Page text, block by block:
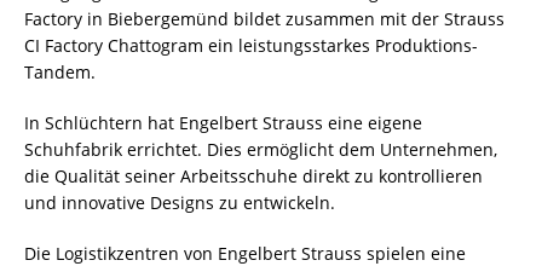
Factory in Biebergemünd bildet zusammen mit der Strauss
CI Factory Chattogram ein leistungsstarkes Produktions-
Tandem.
In Schlüchtern hat Engelbert Strauss eine eigene
Schuhfabrik errichtet. Dies ermöglicht dem Unternehmen,
die Qualität seiner Arbeitsschuhe direkt zu kontrollieren
und innovative Designs zu entwickeln.
Die Logistikzentren von Engelbert Strauss spielen eine